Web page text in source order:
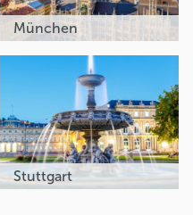
München
Stuttgart